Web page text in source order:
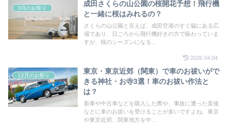
3月のお祭り
成田さくらの山公園の桜開花予想！飛行機
と一緒に桜はみれるの？
さくらの山公園と言えば、成田空港のすぐ脇にある広
場であり、日ごろから飛行機好きの方で賑わっていま
すが、桜のシーズンになる...
2026.04.04
12月のお祭り
東京・東京近郊（関東）で車のお祓いがで
きる神社・お寺3選！車のお祓い作法と
は？
新車や中古車などを購入した際や、事故に遭った直後
などに車のお祓いを受けることが多いですよね。東京
や東京近郊、関東地方を中...